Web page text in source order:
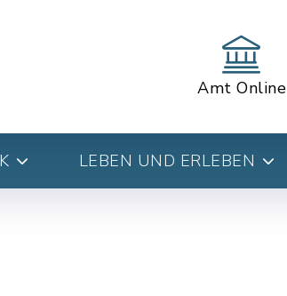
Amt Online
LEBEN UND ERLEBEN